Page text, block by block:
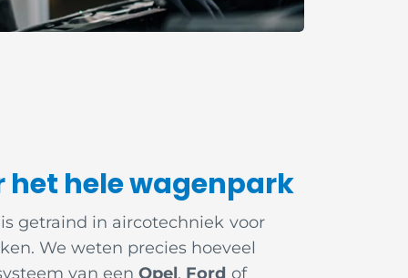
het hele wagenpark
getraind in aircotechniek voor
We weten precies hoeveel
van eenOpel, Ford of